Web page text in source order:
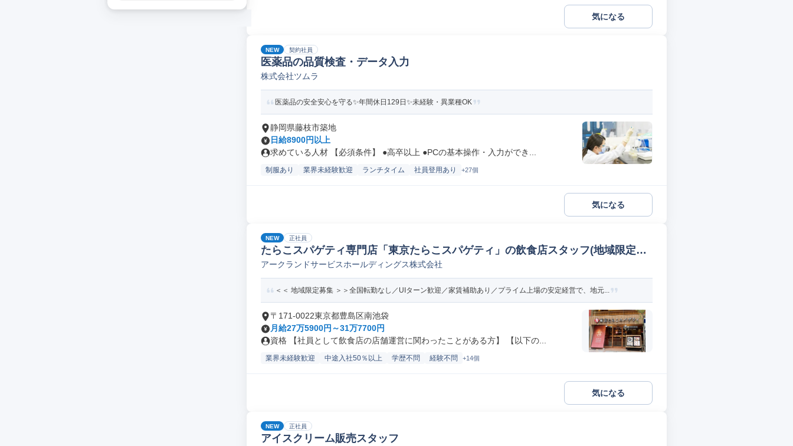
気になる
NEW 契約社員
医薬品の品質検査・データ入力
株式会社ツムラ
医薬品の安全安心を守る✨年間休日129日✨未経験・異業種OK
静岡県藤枝市築地
日給8900円以上
求めている人材 【必須条件】 ●高卒以上 ●PCの基本操作・入力ができ...
制服あり 業界未経験歓迎 ランチタイム 社員登用あり +27個
気になる
NEW 正社員
たらこスパゲティ専門店「東京たらこスパゲティ」の飲食店スタッフ(地域限定社
員/転勤なし)
アークランドサービスホールディングス株式会社
＜＜ 地域限定募集 ＞＞全国転勤なし／UIターン歓迎／家賃補助あり／プライム上場の安定経営で、地元...
〒171-0022東京都豊島区南池袋
月給27万5900円～31万7700円
資格 【社員として飲食店の店舗運営に関わったことがある方】 【以下の...
業界未経験歓迎 中途入社50％以上 学歴不問 経験不問 +14個
気になる
NEW 正社員
アイスクリーム販売スタッフ